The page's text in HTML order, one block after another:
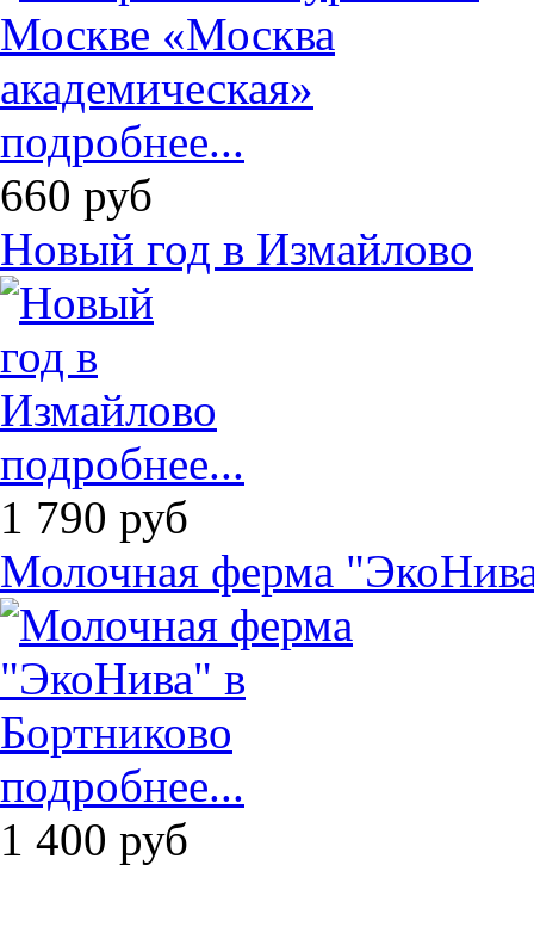
подробнее...
660 руб
Новый год в Измайлово
подробнее...
1 790 руб
Молочная ферма
подробнее...
1 400 руб